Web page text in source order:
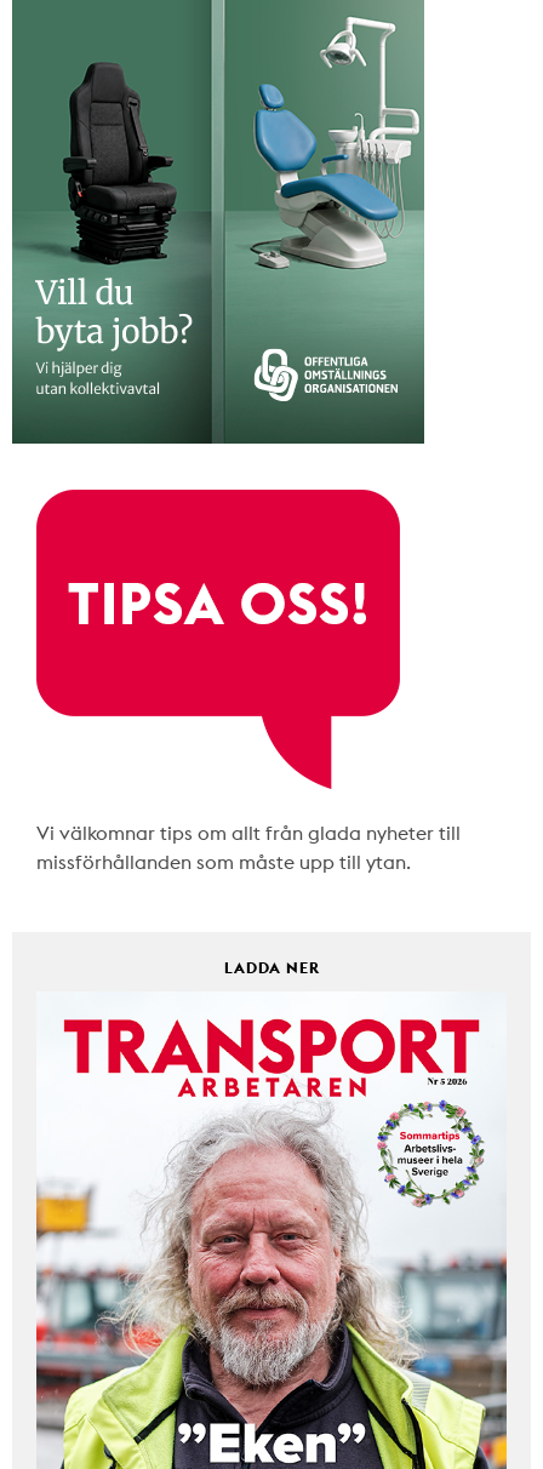
Vi välkomnar tips om allt från glada nyheter till
missförhållanden som måste upp till ytan.
LADDA NER